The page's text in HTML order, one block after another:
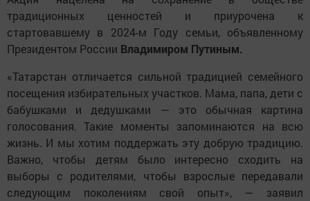
традиционных ценностей и приурочена к
стартовавшему в 2024-м Году семьи, объявленному
Президентом России Владимиром Путиным.
«Татарстан отличается сильной традицией семейного
посещения избирательных участков. Мама, папа, дети с
бабушками и дедушками — это обычная картина
голосования. Такие моменты запоминаются на всю
жизнь. И мы хотим поддержать эту добрую традицию.
Важно, чтобы детям было интересно сходить на
выборы с родителями, чтобы взрослые передавали
следующим поколениям свой опыт», — заявил